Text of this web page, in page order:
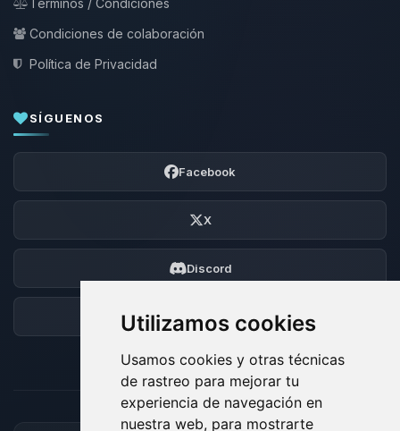
Utilizamos cookies
Usamos cookies y otras técnicas
de rastreo para mejorar tu
experiencia de navegación en
nuestra web, para mostrarte
Condiciones de colaboración
Política de Privacidad
SÍGUENOS
Facebook
X
Discord
Foro